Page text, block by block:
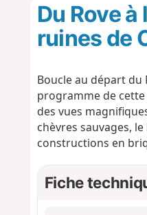
Du Rove
ruines de
Boucle au départ du
programme de
des vues
chèvres sauvages,
constructions en
Fiche